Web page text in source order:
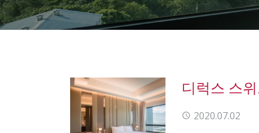
디럭스 스
2020.07.02